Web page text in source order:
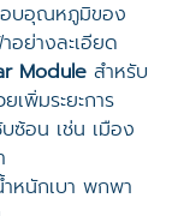
อบอุณหภูมิของ
อย่างละเอียด
Module สำหรับ
เพิ่มระยะการ
ซ้อน เช่น เมือง
หนักเบา พกพา